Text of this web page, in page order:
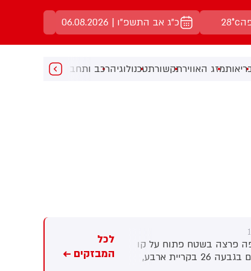
28°c כ"ג אב התשפ"ו | 06.08.2026
מזג האווירתקשורתטכנולוגיהרכב ותחבורהמעניין
פרצה בשטח פתוח על קו
בתים בגבעה 26 בקריית ארבע,
העיתונאי יוסי קליין מ׳הארץ׳,
הגיש תביעת לשון הרע נגד
לכל
המבזקים ←